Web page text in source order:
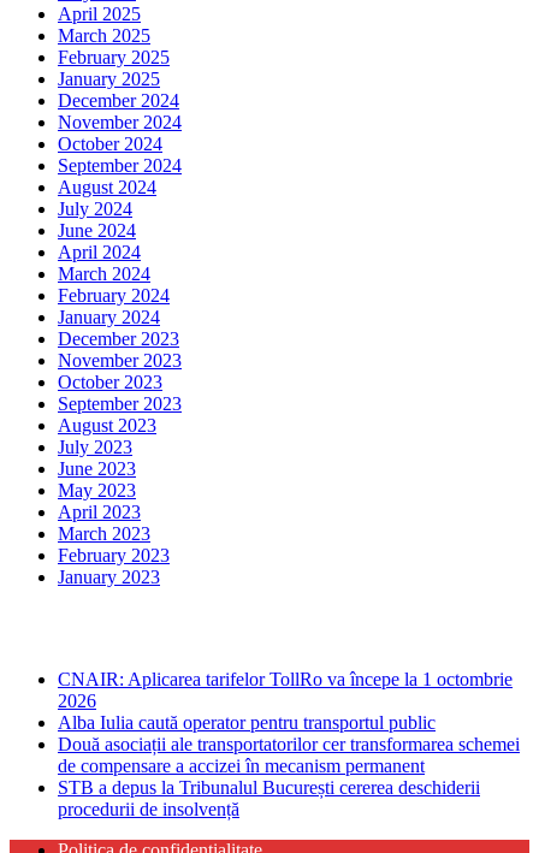
April 2025
March 2025
February 2025
January 2025
December 2024
November 2024
October 2024
September 2024
August 2024
July 2024
June 2024
April 2024
March 2024
February 2024
January 2024
December 2023
November 2023
October 2023
September 2023
August 2023
July 2023
June 2023
May 2023
April 2023
March 2023
February 2023
January 2023
CNAIR: Aplicarea tarifelor TollRo va începe la 1 octombrie
2026
Alba Iulia caută operator pentru transportul public
Două asociații ale transportatorilor cer transformarea schemei
de compensare a accizei în mecanism permanent
STB a depus la Tribunalul București cererea deschiderii
procedurii de insolvență